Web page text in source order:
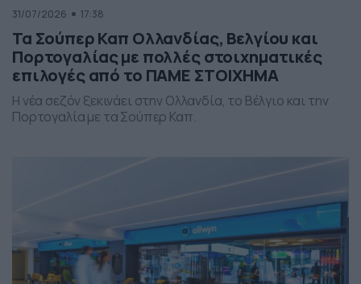
31/07/2026 17:38
Τα Σούπερ Καπ Ολλανδίας, Βελγίου και
Πορτογαλίας με πολλές στοιχηματικές
επιλογές από το ΠΑΜΕ ΣΤΟΙΧΗΜΑ
Η νέα σεζόν ξεκινάει στην Ολλανδία, το Βέλγιο και την
Πορτογαλία με τα Σούπερ Καπ.